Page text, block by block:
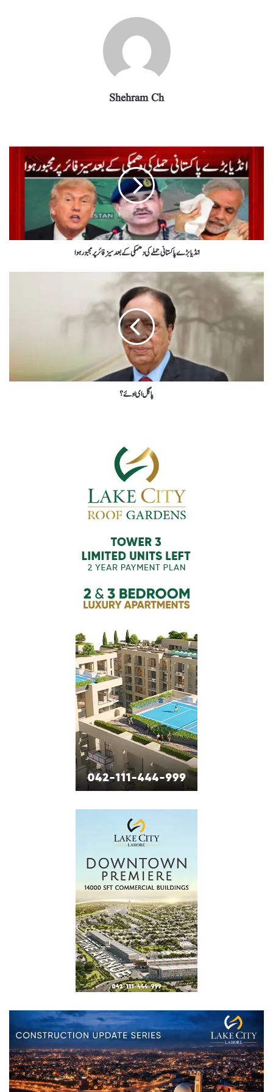
Shehram Ch
انڈیا بڑے پاکستانی حملے کی دھمکی کے بعد سیز فائر پر مجبور ہوا
پاگل ای اوئے؟